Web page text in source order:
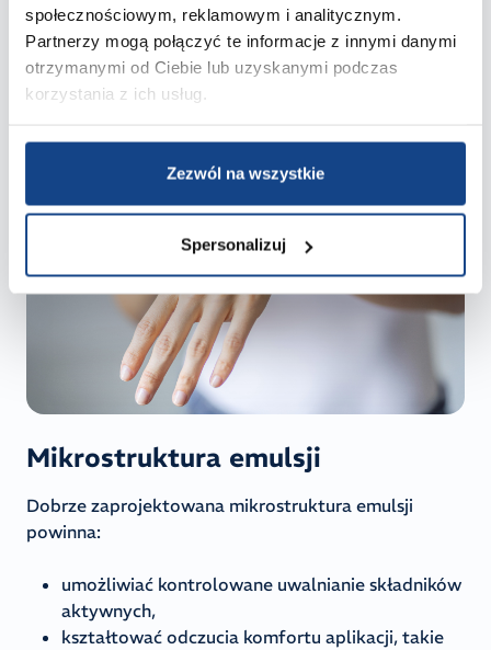
społecznościowym, reklamowym i analitycznym.
Partnerzy mogą połączyć te informacje z innymi danymi
otrzymanymi od Ciebie lub uzyskanymi podczas
korzystania z ich usług.
Zezwól na wszystkie
Spersonalizuj
Dla technologa oznacza to jedno: struktura
formulacji nie jest biernym tłem dla składników
czynnych, lecz jednym z kluczowych czynników
warunkujących ich działanie.
Mikrostruktura emulsji
Dobrze zaprojektowana mikrostruktura emulsji
powinna:
umożliwiać kontrolowane uwalnianie składników
aktywnych,
kształtować odczucia komfortu aplikacji, takie